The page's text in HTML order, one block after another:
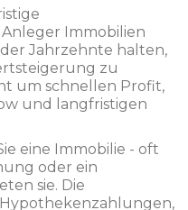
Immobilien
Jahrzehnte halten,
zu
um schnellen Profit,
und langfristigen
eine Immobilie - oft
oder ein
sie. Die